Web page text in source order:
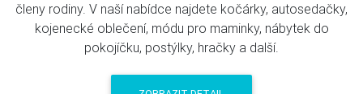
členy rodiny. V naší nabídce najdete kočárky, autosedačky,
kojenecké oblečení, módu pro maminky, nábytek do
pokojíčku, postýlky, hračky a další.